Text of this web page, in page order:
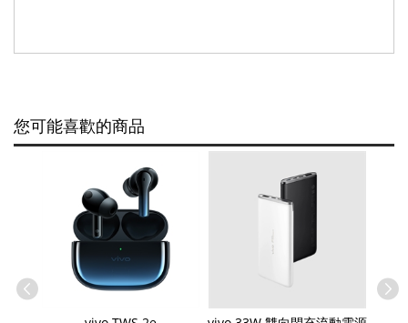
您可能喜歡的商品